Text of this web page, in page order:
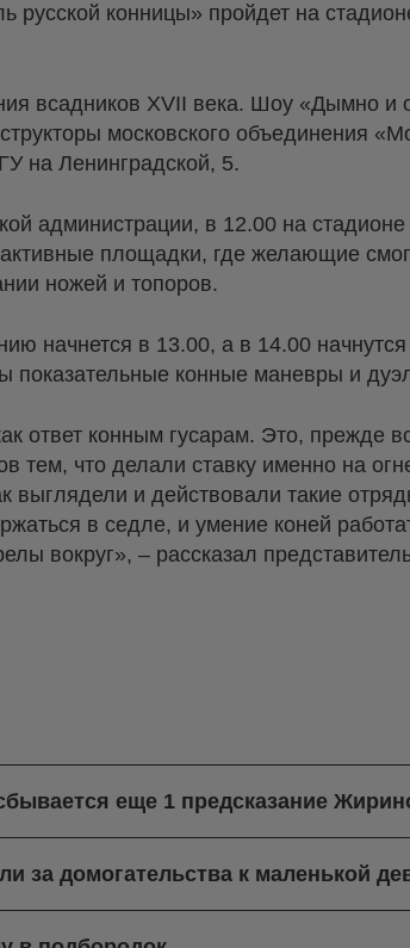
конницы» пройдет на
всадников XVII века. Шоу «Дымно и
московского объединения
на Ленинградской, 5.
администрации, в 12.00 на стадионе
площадки, где желающие
ножей и топоров.
начнется в 13.00, а в 14.00
показательные конные маневры и
ответ конным гусарам. Это, прежде
тем, что делали ставку именно на
и действовали такие
в седле, и умение коней
вокруг», – рассказал
еще 1 предсказание
за домогательства к маленькой